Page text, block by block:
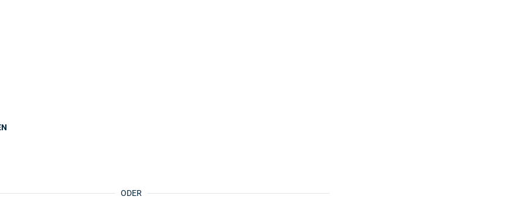
ODER